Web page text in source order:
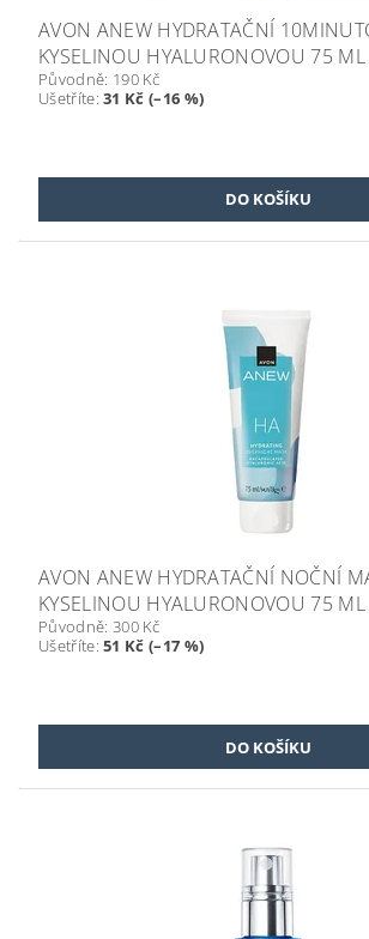
AVON ANEW HYDRATAČNÍ
KYSELINOU HYALURONOVOU 75 ML
Původně: 190 Kč
Ušetříte:31 Kč (–16 %)
AVON ANEW HYDRATAČNÍ NOČNÍ
KYSELINOU HYALURONOVOU 75 ML
Původně: 300 Kč
Ušetříte:51 Kč (–17 %)